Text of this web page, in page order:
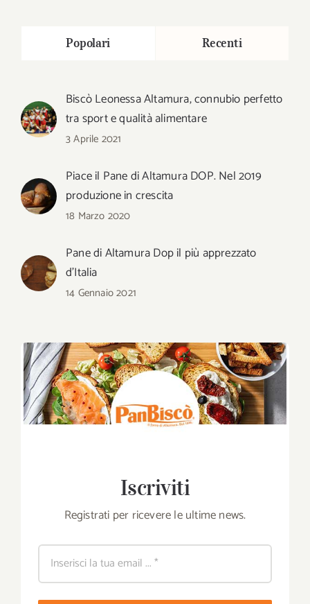
Popolari Recenti
Biscò Leonessa Altamura, connubio perfetto
tra sport e qualità alimentare
3 Aprile 2021
Piace il Pane di Altamura DOP. Nel 2019
produzione in crescita
18 Marzo 2020
Pane di Altamura Dop il più apprezzato
d’Italia
14 Gennaio 2021
Iscriviti
Registrati per ricevere le ultime news.